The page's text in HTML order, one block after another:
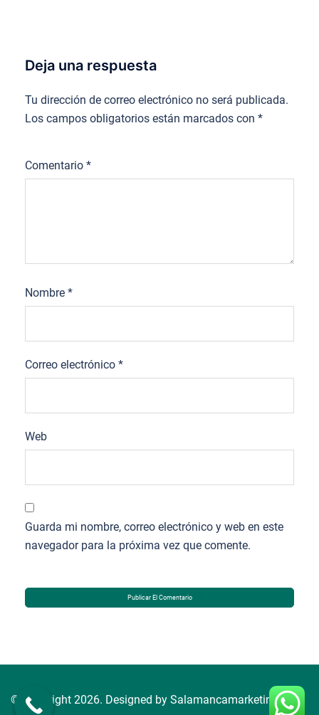
Deja una respuesta
Tu dirección de correo electrónico no será publicada.
Los campos obligatorios están marcados con *
Comentario *
Nombre *
Correo electrónico *
Web
Guarda mi nombre, correo electrónico y web en este
navegador para la próxima vez que comente.
© Copyright 2026. Designed by Salamancamarketing